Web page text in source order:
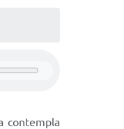
contempla